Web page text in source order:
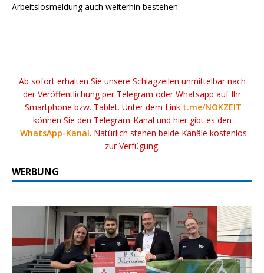
Arbeitslosmeldung auch weiterhin bestehen.
Ab sofort erhalten Sie unsere Schlagzeilen unmittelbar nach
der Veröffentlichung per Telegram oder Whatsapp auf Ihr
Smartphone bzw. Tablet. Unter dem Link t.me/NOKZEIT
können Sie den Telegram-Kanal und hier gibt es den
WhatsApp-Kanal. Natürlich stehen beide Kanäle kostenlos
zur Verfügung.
WERBUNG